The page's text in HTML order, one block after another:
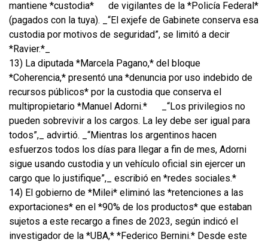
mantiene *custodia*
de vigilantes de la *Policía Federal*
(pagados con la tuya). _“El exjefe de Gabinete conserva esa
custodia por motivos de seguridad”, se limitó a decir
*Ravier.*_
13) La diputada *Marcela Pagano,* del bloque
*Coherencia,* presentó una *denuncia por uso indebido de
recursos públicos* por la custodia que conserva el
multipropietario *Manuel Adorni.*
_“Los privilegios no
pueden sobrevivir a los cargos. La ley debe ser igual para
todos”,_ advirtió. _“Mientras los argentinos hacen
esfuerzos todos los días para llegar a fin de mes, Adorni
sigue usando custodia y un vehículo oficial sin ejercer un
cargo que lo justifique”,_ escribió en *redes sociales.*
14) El gobierno de *Milei* eliminó las *retenciones a las
exportaciones* en el *90% de los productos* que estaban
sujetos a este recargo a fines de 2023, según indicó el
investigador de la *UBA,* *Federico Bernini.* Desde este